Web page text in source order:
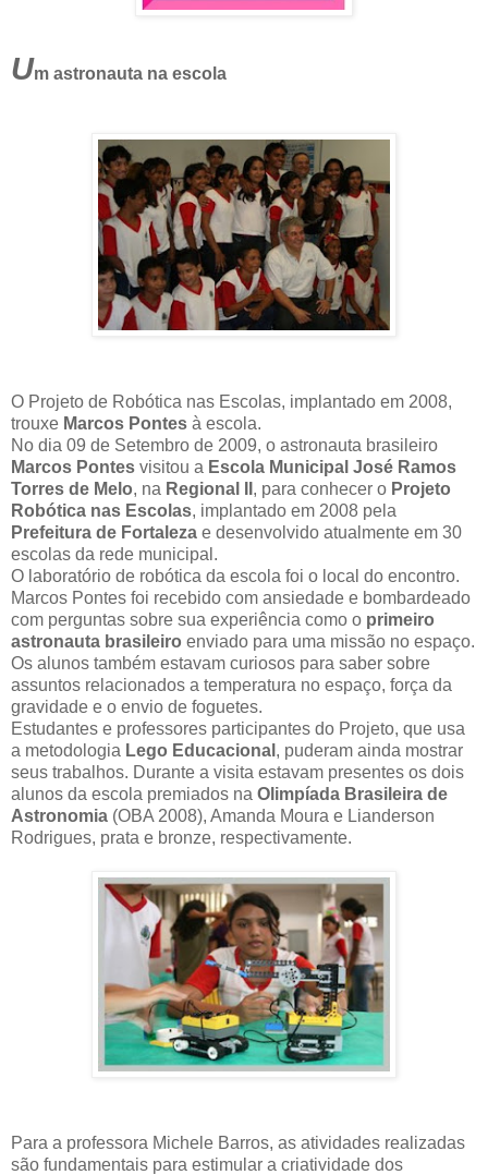
Um astronauta na escola
O Projeto de Robótica nas Escolas, implantado em 2008,
trouxe Marcos Pontes à escola.
No dia 09 de Setembro de 2009, o astronauta brasileiro
Marcos Pontes visitou a Escola Municipal José Ramos
Torres de Melo, na Regional II , para conhecer o Projeto
Robótica nas Escolas, implantado em 2008 pela
Prefeitura de Fortaleza e desenvolvido atualmente em 30
escolas da rede municipal.
O laboratório de robótica da escola foi o local do encontro.
Marcos Pontes foi recebido com ansiedade e bombardeado
com perguntas sobre sua experiência como o primeiro
astronauta brasileiro enviado para uma missão no espaço.
Os alunos também estavam curiosos para saber sobre
assuntos relacionados a temperatura no espaço, força da
gravidade e o envio de foguetes.
Estudantes e professores participantes do Projeto, que usa
a metodologia Lego Educacional , puderam ainda mostrar
seus trabalhos. Durante a visita estavam presentes os dois
alunos da escola premiados na Olimpíada Brasileira de
Astronomia (OBA 2008), Amanda Moura e Lianderson
Rodrigues, prata e bronze, respectivamente.
Para a professora Michele Barros, as atividades realizadas
são fundamentais para estimular a criatividade dos